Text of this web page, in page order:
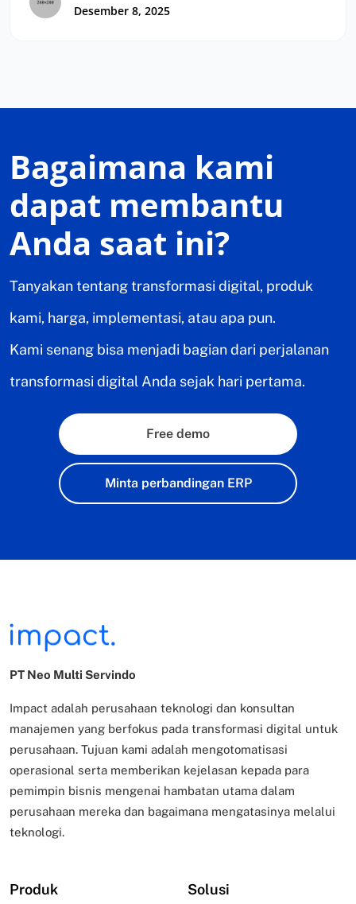
Desember 8, 2025
Bagaimana kami
dapat membantu
Anda saat ini?
Tanyakan tentang transformasi digital, produk
kami, harga, implementasi, atau apa pun.
Kami senang bisa menjadi bagian dari perjalanan
transformasi digital Anda sejak hari pertama.
Free demo
Minta perbandingan ERP
PT Neo Multi Servindo
Impact adalah perusahaan teknologi dan konsultan
manajemen yang berfokus pada transformasi digital untuk
perusahaan. Tujuan kami adalah mengotomatisasi
operasional serta memberikan kejelasan kepada para
pemimpin bisnis mengenai hambatan utama dalam
perusahaan mereka dan bagaimana mengatasinya melalui
teknologi.
Produk Solusi